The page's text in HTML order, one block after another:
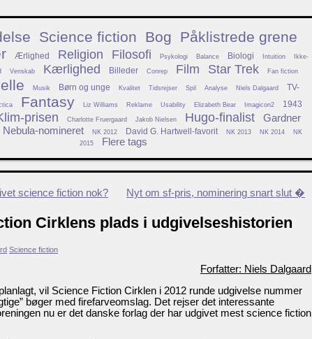
Science fiction Bog
Påklistrede grene
Ærlighed Religion Filosofi Psykologi Balance Biologi Intuition Ikke-
Venskab Kærlighed Billeder Conrep Film Star Trek Fan fiction
Musik Børn og unge Kvalitet Tidsrejser Spil Analyse Niels Dalgaard
TV-
Fantasy Liz Williams Reklame Usability Elizabeth Bear Imagicon2 1943
prisen Charlotte Fruergaard Jakob Nielsen Hugo-finalist
Gardner
Nebula-nomineret NK 2012 David G. Hartwell-favorit NK 2013 NK 2014
NK
2015
Flere tags
science fiction nok? Nyt om sf-pris, nominering snart slut �
Cirklens plads i udgivelseshistorien
Science fiction
Forfatter: Niels Dalgaard
vil Science Fiction Cirklen i 2012 runde udgivelse nummer
bøger med firefarveomslag. Det rejser det interessante
nu er det danske forlag der har udgivet mest science fiction